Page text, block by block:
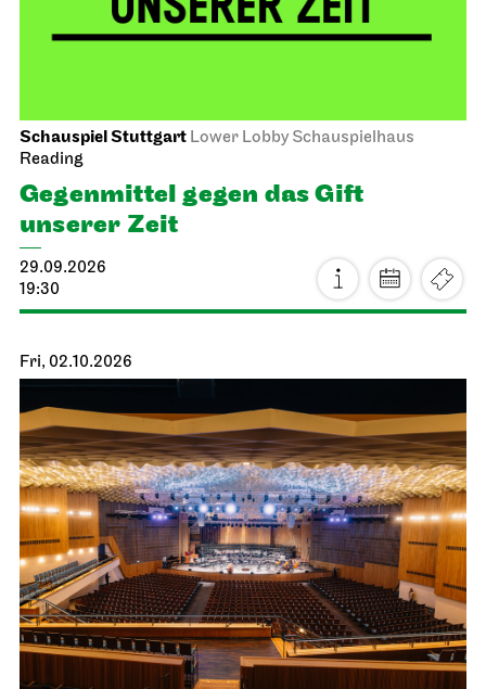
Schauspiel Stuttgart Lower Lobby Schauspielhaus
Reading
Gegenmittel gegen das Gift
unserer Zeit
29.09.2026
19:30
Fri, 02.10.2026